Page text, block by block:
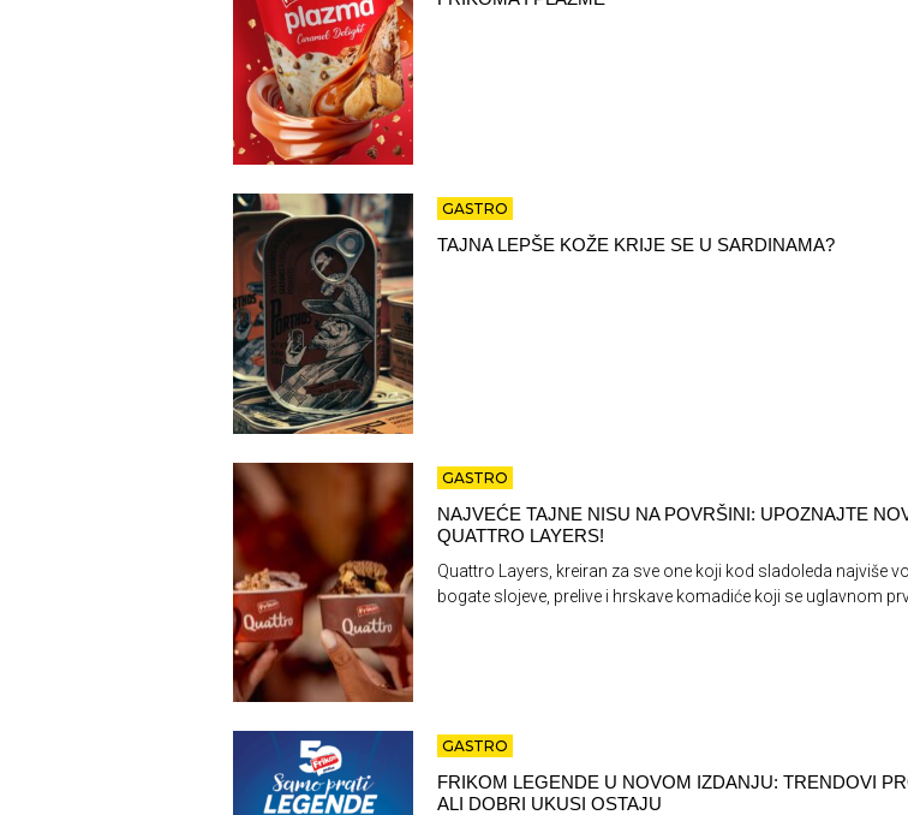
GASTRO
TAJNA LEPŠE KOŽE KRIJE SE U SARDINAMA?
GASTRO
NAJVEĆE TAJNE NISU NA POVRŠINI: UPOZNAJTE
QUATTRO LAYERS!
Quattro Layers, kreiran za sve one koji kod sladoleda najviše
bogate slojeve, prelive i hrskave komadiće koji se uglavnom
GASTRO
FRIKOM LEGENDE U NOVOM IZDANJU: TRENDOVI
ALI DOBRI UKUSI OSTAJU